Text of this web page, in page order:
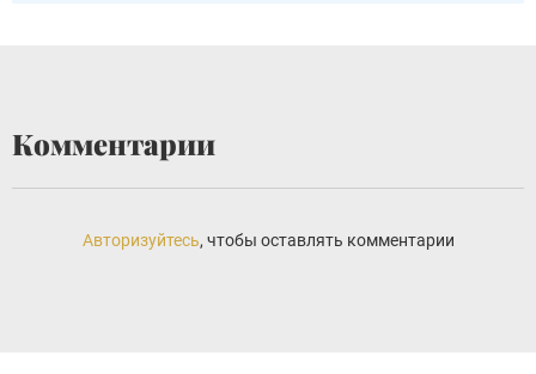
Комментарии
Авторизуйтесь, чтобы оставлять комментарии